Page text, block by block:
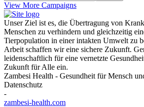
View More Campaigns
Unser Ziel ist es, die Übertragung von
Menschen zu verhindern und gleichzeitig
Tierpopulation in einer intakten Umwelt zu
Arbeit schaffen wir eine sichere Zukunft.
leidenschaftlich für eine vernetzte
Zukunft für Alle ein.
Zambesi Health - Gesundheit für Mensch
Datenschutz
-
zambesi-health.com